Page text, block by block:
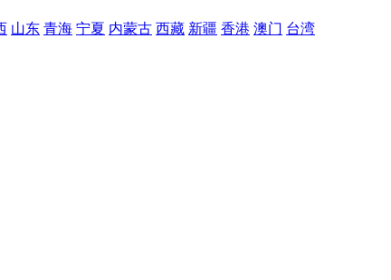
山东 青海 宁夏 内蒙古 西藏 新疆 香港 澳门 台湾